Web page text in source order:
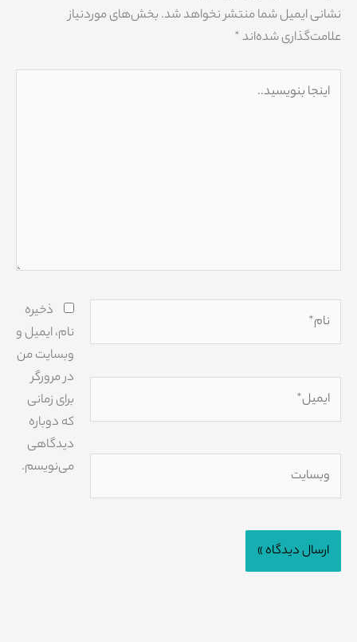
نشانی ایمیل شما منتشر نخواهد شد.بخش‌های موردنیاز
علامت‌گذاری شده‌اند*
اینجا
بنویسید..
نام*
ذخیره
نام، ایمیل و
وبسایت من
در مرورگر
برای زمانی
که دوباره
دیدگاهی
می‌نویسم.